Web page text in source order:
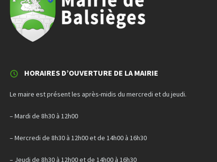
HORAIRES D’OUVERTURE DE LA MAIRIE
Le maire est présent les après-midis du mercredi et du jeudi.
– Mardi de 8h30 à 12h00
– Mercredi de 8h30 à 12h00 et de 14h00 à 16h30
– Jeudi de 8h30 à 12h00 et de 14h00 à 16h30